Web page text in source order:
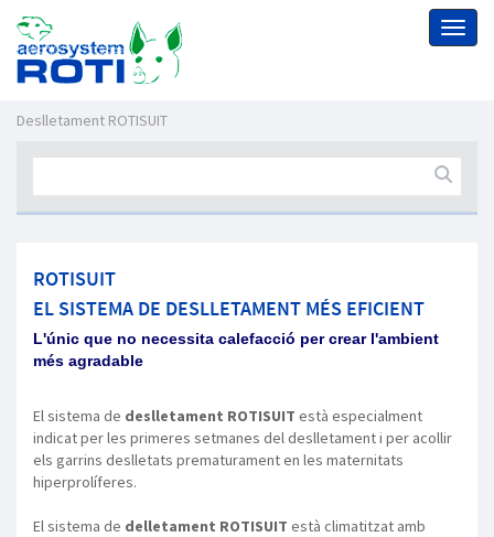
Deslletament ROTISUIT
ROTISUIT
EL SISTEMA DE DESLLETAMENT MÉS EFICIENT
L'únic que no necessita calefacció per crear l'ambient
més agradable
El sistema de deslletament ROTISUIT està especialment
indicat per les primeres setmanes del deslletament i per acollir
els garrins deslletats prematurament en les maternitats
hiperprolíferes.
El sistema de delletament ROTISUIT està climatitzat amb